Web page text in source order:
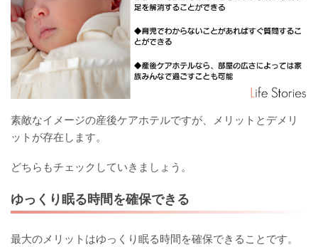
素敵なイメージの産後ケアホテルですが、メリットとデメリ
ットが存在します。
どちらもチェックしていきましょう。
ゆっくり眠る時間を確保できる
最大のメリットはゆっくり眠る時間を確保できることです。